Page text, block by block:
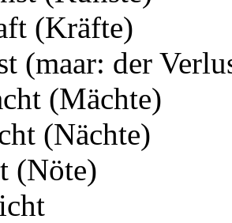
(Kräfte)
(maar: der
(Mächte)
(Nächte)
(Nöte)